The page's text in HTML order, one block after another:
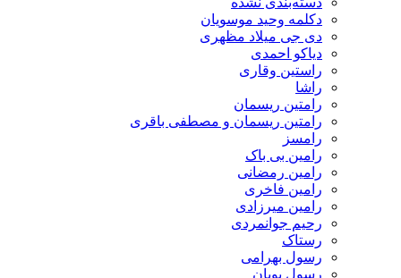
دکلمه وحید موسویان
دی جی میلاد مظهری
دیاکو احمدی
راستین وقاری
راشا
رامتین ریسمان
رامتین ریسمان و مصطفی باقری
رامسز
رامین بی باک
رامین رمضانی
رامین فاخری
رامین میرزادی
رحیم جوانمردی
رستاک
رسول بهرامی
رسول پویان